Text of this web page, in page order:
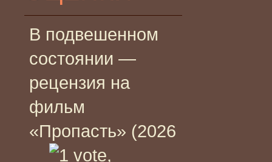
В подвешенном
состоянии —
рецензия на
фильм
«Пропасть» (2026